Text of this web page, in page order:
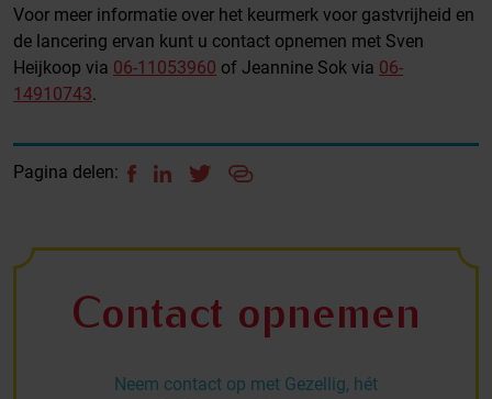
Voor meer informatie over het keurmerk voor gastvrijheid en
de lancering ervan kunt u contact opnemen met Sven
Heijkoop via 06-11053960 of Jeannine Sok via 06-
14910743.
Pagina delen:
Contact opnemen
Neem contact op met Gezellig, hét